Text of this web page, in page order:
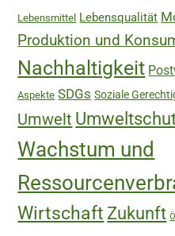
Lebensmittel Lebensqualität
Produktion und
Nachhaltigkeit
Aspekte SDGs Soziale
Umwelt
Wachstum und
Wirtschaft Zukunft